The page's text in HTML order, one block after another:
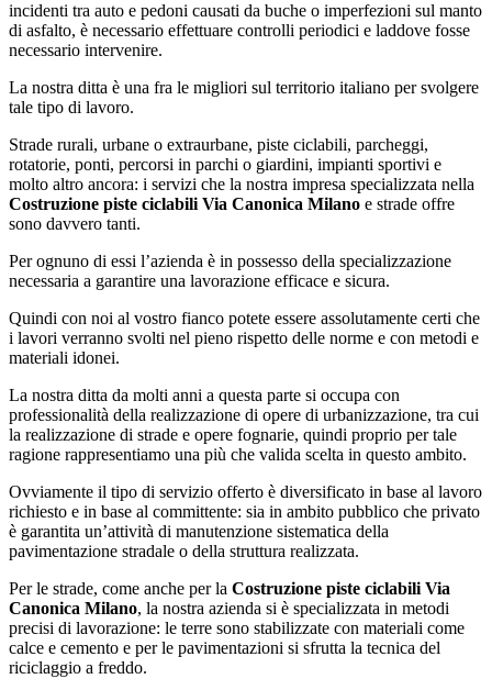
incidenti tra auto e pedoni causati da buche o imperfezioni sul manto
di asfalto, è necessario effettuare controlli periodici e laddove fosse
necessario intervenire.
La nostra ditta è una fra le migliori sul territorio italiano per svolgere
tale tipo di lavoro.
Strade rurali, urbane o extraurbane, piste ciclabili, parcheggi,
rotatorie, ponti, percorsi in parchi o giardini, impianti sportivi e
molto altro ancora: i servizi che la nostra impresa specializzata nella
Costruzione piste ciclabili Via Canonica Milano e strade offre
sono davvero tanti.
Per ognuno di essi l’azienda è in possesso della specializzazione
necessaria a garantire una lavorazione efficace e sicura.
Quindi con noi al vostro fianco potete essere assolutamente certi che
i lavori verranno svolti nel pieno rispetto delle norme e con metodi e
materiali idonei.
La nostra ditta da molti anni a questa parte si occupa con
professionalità della realizzazione di opere di urbanizzazione, tra cui
la realizzazione di strade e opere fognarie, quindi proprio per tale
ragione rappresentiamo una più che valida scelta in questo ambito.
Ovviamente il tipo di servizio offerto è diversificato in base al lavoro
richiesto e in base al committente: sia in ambito pubblico che privato
è garantita un’attività di manutenzione sistematica della
pavimentazione stradale o della struttura realizzata.
Per le strade, come anche per la Costruzione piste ciclabili Via
Canonica Milano, la nostra azienda si è specializzata in metodi
precisi di lavorazione: le terre sono stabilizzate con materiali come
calce e cemento e per le pavimentazioni si sfrutta la tecnica del
riciclaggio a freddo.